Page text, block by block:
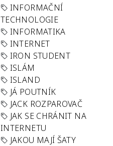
INFORMAČNÍ
TECHNOLOGIE
INFORMATIKA
INTERNET
IRON STUDENT
ISLÁM
ISLAND
JÁ POUTNÍK
JACK ROZPAROVAČ
JAK SE CHRÁNIT NA
INTERNETU
JAKOU MAJÍ ŠATY